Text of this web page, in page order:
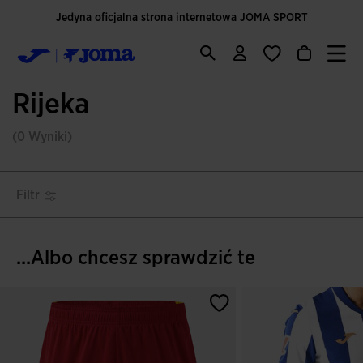
Jedyna oficjalna strona internetowa JOMA SPORT
Rijeka
(0 Wyniki)
Filtr
...Albo chcesz sprawdzić te